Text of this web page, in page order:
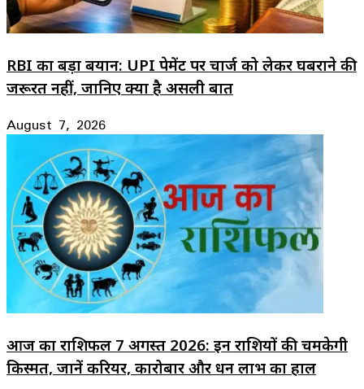
RBI का बड़ा बयान: UPI पेमेंट पर चार्ज को लेकर घबराने की
जरूरत नहीं, जानिए क्या है असली बात
August 7, 2026
आज का राशिफल 7 अगस्त 2026: इन राशियों की चमकेगी
किस्मत, जानें करियर, कारोबार और धन लाभ का हाल